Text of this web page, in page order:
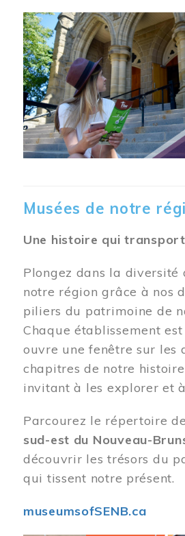
Musées de notre
Une histoire qui
Plongez dans la diversité
notre région grâce à nos
piliers du patrimoine de
Chaque établissement
ouvre une fenêtre sur les
chapitres de notre
invitant à les explorer et
Parcourez le répertoire
sud-est du Nouveau-
découvrir les trésors du
qui tissent notre présent.
museumsofSENB.ca